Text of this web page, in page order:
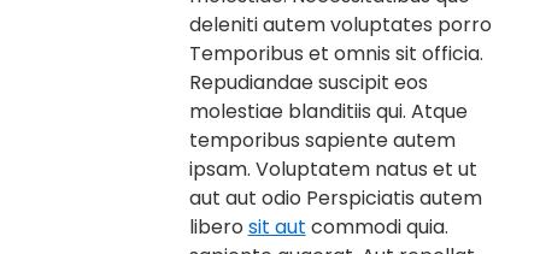
deleniti autem voluptates porro
Temporibus et omnis sit officia.
Repudiandae suscipit eos
molestiae blanditiis qui. Atque
temporibus sapiente autem
ipsam. Voluptatem natus et ut
aut aut odio Perspiciatis autem
libero sit aut commodi quia.